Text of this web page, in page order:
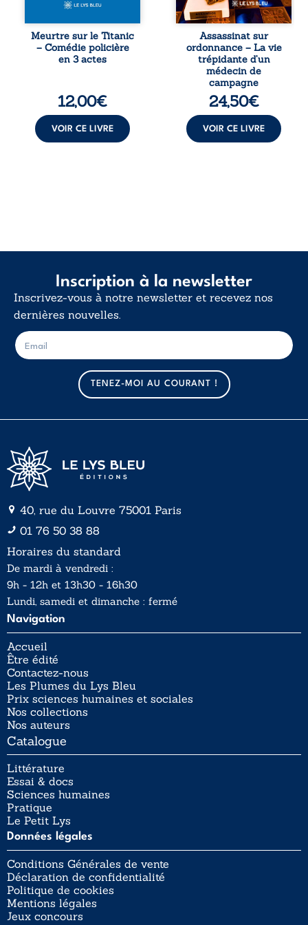
tard, la
l’épave fait
resurgir un secret
que l’on croyait
perdu. Dans un
oubliés ...
Meurtre sur le Titanic
– Comédie policière
en 3 actes
12,00€
VOIR CE LIVRE
septembre 2013, il
raconte le long
combat qui l’a
conduit à être
écarté du corps
médical, malgré
une décision de
première instance
Assassinat sur
ordonnance – La vie
trépidante d’un
médecin de
campagne
24,50€
VOIR CE LIVRE
Inscription à la newsletter
Inscrivez-vous à notre newsletter et recevez nos
dernières nouvelles.
m
a
i
l
E
-
m
TENEZ-MOI AU COURANT !
40, rue du Louvre 75001 Paris
01 76 50 38 88
Horaires du standard
De mardi à vendredi :
9h - 12h et 13h30 - 16h30
Lundi, samedi et dimanche : fermé
Navigation
Accueil
Être édité
Contactez-nous
Les Plumes du Lys Bleu
Prix sciences humaines et sociales
Nos collections
Nos auteurs
Catalogue
Littérature
Essai & docs
Sciences humaines
Pratique
Le Petit Lys
Données légales
Conditions Générales de vente
Déclaration de confidentialité
Politique de cookies
Mentions légales
Jeux concours